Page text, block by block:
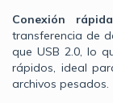
Conexión
transferencia de
que USB 2.0, lo
rápidos, ideal
archivos pesados.